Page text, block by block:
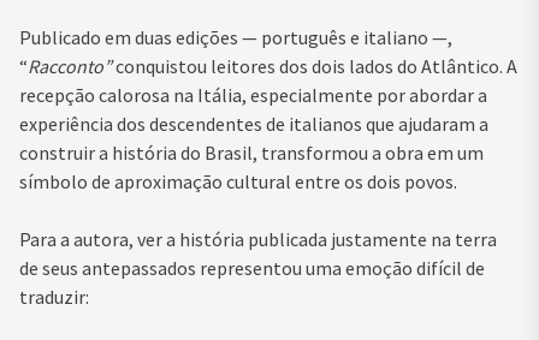
Publicado em duas edições — português e italiano —,
“Racconto”conquistou leitores dos dois lados do Atlântico. A
recepção calorosa na Itália, especialmente por abordar a
experiência dos descendentes de italianos que ajudaram a
construir a história do Brasil, transformou a obra em um
símbolo de aproximação cultural entre os dois povos.
Para a autora, ver a história publicada justamente na terra
de seus antepassados representou uma emoção difícil de
traduzir: